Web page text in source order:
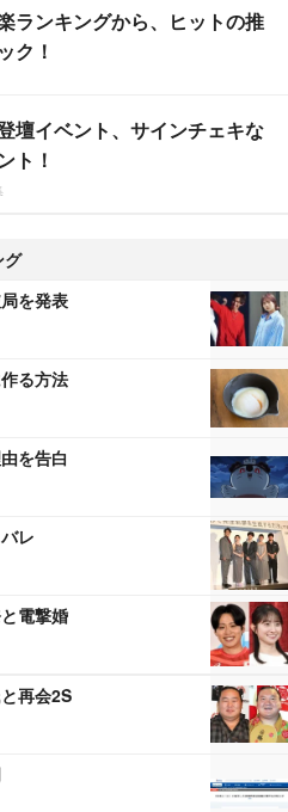
ランキングから、ヒットの推
ク！
壇イベント、サインチェキな
ト！
グ
を発表
る方法
を告白
レ
電撃婚
再会2S